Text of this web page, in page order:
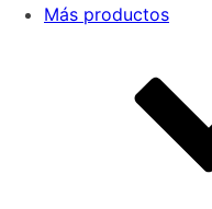
Más productos